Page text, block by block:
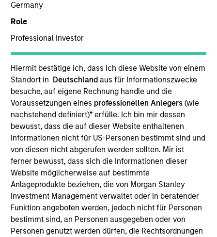
Germany
Role
Professional Investor
Hiermit bestätige ich, dass ich diese Website von einem
Standort in Deutschland aus für Informationszwecke
besuche, auf eigene Rechnung handle und die
Voraussetzungen eines professionellen Anlegers(wie
nachstehend definiert)* erfülle. Ich bin mir dessen
bewusst, dass die auf dieser Website enthaltenen
Informationen nicht für US-Personen bestimmt sind und
von diesen nicht abgerufen werden sollten. Mir ist
ferner bewusst, dass sich die Informationen dieser
Website möglicherweise auf bestimmte
Anlageprodukte beziehen, die von Morgan Stanley
Investment Management verwaltet oder in beratender
Funktion angeboten werden, jedoch nicht für Personen
bestimmt sind, an Personen ausgegeben oder von
Personen genutzt werden dürfen, die Rechtsordnungen
YEARS OF INDUSTRY EXPERIENCE
Carlos is head of Morgan Stanley Investment
Management’s Latin America and U.S. Offshore
Sales supporting the institutional and intermediary
channels. He is also a member of Morgan Stanley’s
Latin America Management Committee. He joined
Morgan Stanley in 2007 and has 25 years of
investment experience. Prior to joining the firm,
Carlos was the investments manager at BBVA,
responsible for analysis, selection, and advisory of
offshore financial products for the International
Private Bank. Previously, he was an analyst for
Citigroup. Carlos received a B.B.A. in economics
and marketing from the University of Miami. He did